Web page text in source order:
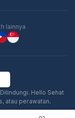
lainnya
Hello Sehat
atau perawatan.